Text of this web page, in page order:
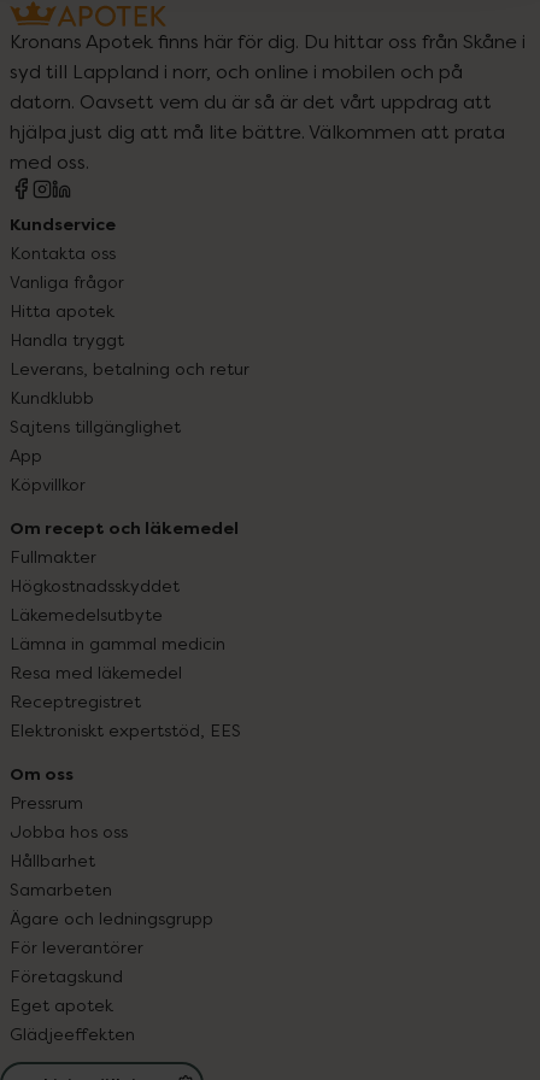
Kronans Apotek finns här för dig. Du hittar oss från Skåne i
syd till Lappland i norr, och online i mobilen och på
datorn. Oavsett vem du är så är det vårt uppdrag att
hjälpa just dig att må lite bättre. Välkommen att prata
med oss.
Kundservice
Kontakta oss
Vanliga frågor
Hitta apotek
Handla tryggt
Leverans, betalning och retur
Kundklubb
Sajtens tillgänglighet
App
Köpvillkor
Om recept och läkemedel
Fullmakter
Högkostnadsskyddet
Läkemedelsutbyte
Lämna in gammal medicin
Resa med läkemedel
Receptregistret
Elektroniskt expertstöd, EES
Om oss
Pressrum
Jobba hos oss
Hållbarhet
Samarbeten
Ägare och ledningsgrupp
För leverantörer
Företagskund
Eget apotek
Glädjeeffekten